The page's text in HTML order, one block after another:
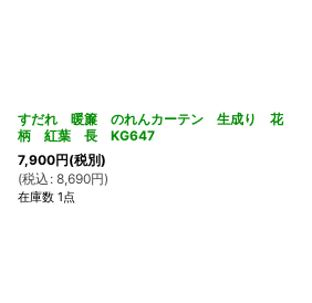
すだれ 暖簾 のれんカーテン 生成り 花
柄 紅葉 長 KG647
7,900円(税別)
(税込 : 8,690円)
在庫数 1点